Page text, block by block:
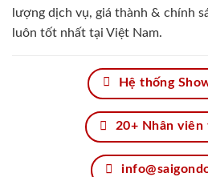
lượng dịch vụ, giá thành & chính
luôn tốt nhất tại Việt Nam.
Hệ thống
20+ Nhân viên